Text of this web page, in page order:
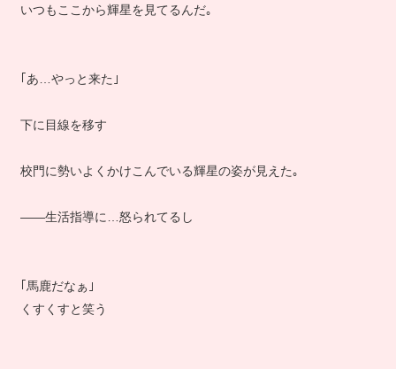
いつもここから輝星を見てるんだ｡
｢あ…やっと来た｣
下に目線を移す
校門に勢いよくかけこんでいる輝星の姿が見えた｡
――生活指導に…怒られてるし
｢馬鹿だなぁ｣
くすくすと笑う